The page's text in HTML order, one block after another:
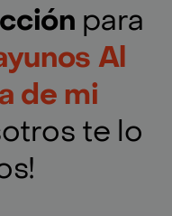
para
Al
de mi
te lo